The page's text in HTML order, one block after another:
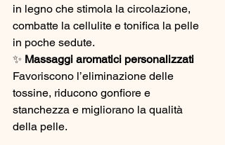
in legno che stimola la circolazione,
combatte la cellulite e tonifica la pelle
in poche sedute.
✨ Massaggi aromatici personalizzati
Favoriscono l’eliminazione delle
tossine, riducono gonfiore e
stanchezza e migliorano la qualità
della pelle.